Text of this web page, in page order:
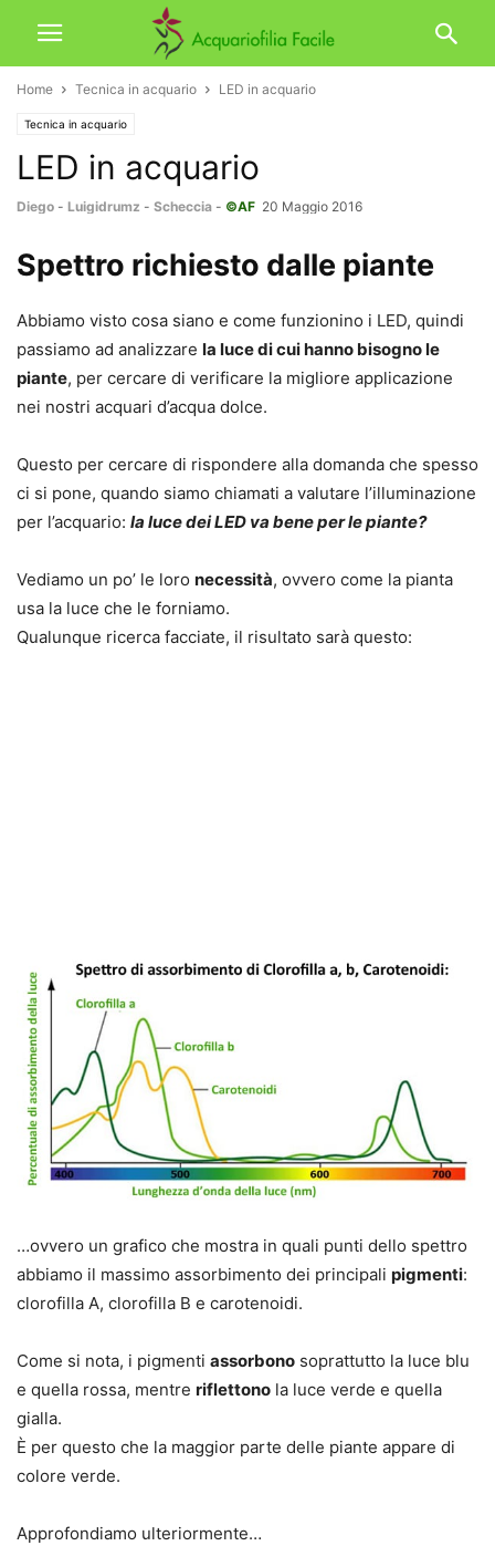
Home Tecnica in acquario LED in acquario
Tecnica in acquario
LED in acquario
Diego - Luigidrumz - Scheccia - ©AF 20 Maggio 2016
Spettro richiesto dalle piante
Abbiamo visto cosa siano e come funzionino i LED, quindi
passiamo ad analizzare la luce di cui hanno bisogno le
piante, per cercare di verificare la migliore applicazione
nei nostri acquari d’acqua dolce.
Questo per cercare di rispondere alla domanda che spesso
ci si pone, quando siamo chiamati a valutare l’illuminazione
per l’acquario: la luce dei LED va bene per le piante?
Vediamo un po’ le loro necessità, ovvero come la pianta
usa la luce che le forniamo.
Qualunque ricerca facciate, il risultato sarà questo:
…ovvero un grafico che mostra in quali punti dello spettro
abbiamo il massimo assorbimento dei principali pigmenti:
clorofilla A, clorofilla B e carotenoidi.
Come si nota, i pigmenti assorbono soprattutto la luce blu
e quella rossa, mentre riflettono la luce verde e quella
gialla.
È per questo che la maggior parte delle piante appare di
colore verde.
Approfondiamo ulteriormente…